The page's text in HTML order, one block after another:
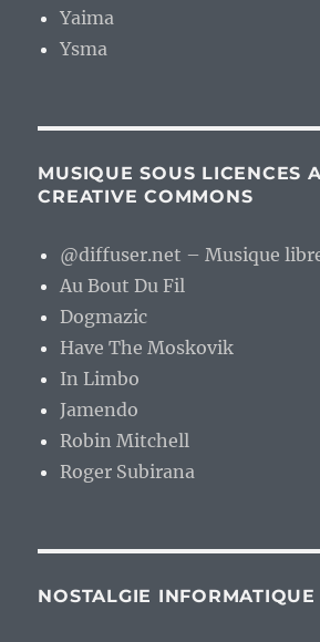
Yaima
Ysma
MUSIQUE SOUS LICENCES
CREATIVE COMMONS
@diffuser.net – Musique
Au Bout Du Fil
Dogmazic
Have The Moskovik
In Limbo
Jamendo
Robin Mitchell
Roger Subirana
NOSTALGIE INFORMATIQUE